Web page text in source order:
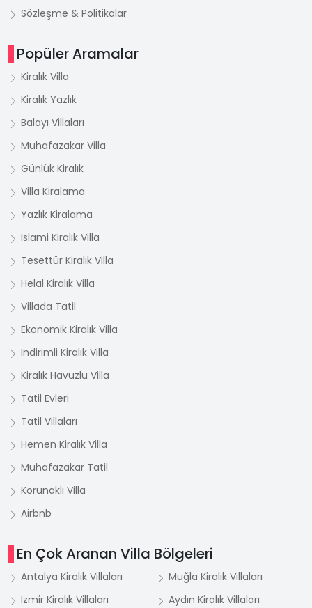
Sözleşme & Politikalar
Popüler Aramalar
Kiralık Villa
Kiralık Yazlık
Balayı Villaları
Muhafazakar Villa
Günlük Kiralık
Villa Kiralama
Yazlık Kiralama
İslami Kiralık Villa
Tesettür Kiralık Villa
Helal Kiralık Villa
Villada Tatil
Ekonomik Kiralık Villa
İndirimli Kiralık Villa
Kiralık Havuzlu Villa
Tatil Evleri
Tatil Villaları
Hemen Kiralık Villa
Muhafazakar Tatil
Korunaklı Villa
Airbnb
En Çok Aranan Villa Bölgeleri
Antalya Kiralık Villaları
Muğla Kiralık Villaları
İzmir Kiralık Villaları
Aydın Kiralık Villaları